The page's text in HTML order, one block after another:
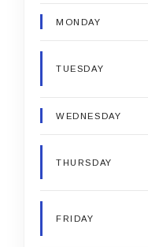
MONDAY
TUESDAY
WEDNESDAY
THURSDAY
FRIDAY